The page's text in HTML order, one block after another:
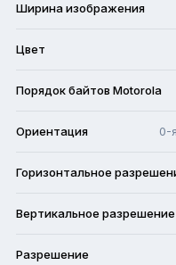
Ширина изображения
Цвет
Порядок байтов Motorola
Ориентация 0-
Горизонтальное
Вертикальное разрешение
Разрешение